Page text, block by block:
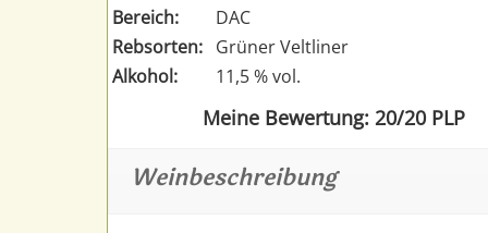
Bereich:
DAC
Rebsorten: Grüner Veltliner
Alkohol:
11,5 % vol.
Meine Bewertung: 20/20 PLP
Weinbeschreibung